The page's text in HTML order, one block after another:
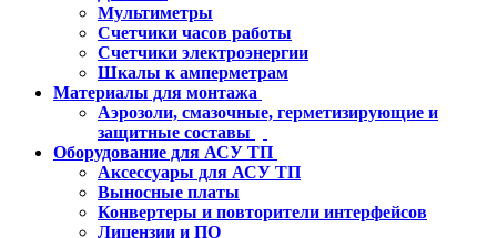
Мультиметры
Счетчики часов работы
Счетчики электроэнергии
Шкалы к амперметрам
Материалы для монтажа
Аэрозоли, смазочные, герметизирующие и
защитные составы
Оборудование для АСУ ТП
Аксессуары для АСУ ТП
Выносные платы
Конвертеры и повторители интерфейсов
Лицензии и ПО